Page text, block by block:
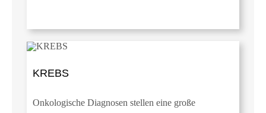
KREBS
Onkologische Diagnosen stellen eine große